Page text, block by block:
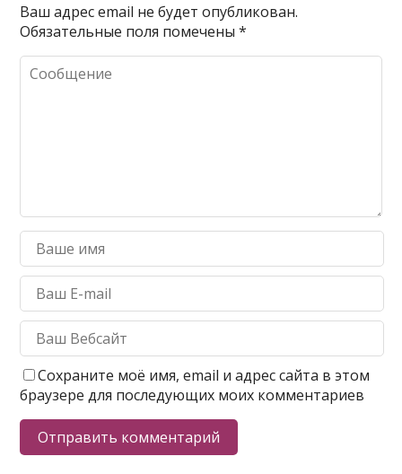
Ваш адрес email не будет опубликован.
Обязательные поля помечены*
Сохраните моё имя, email и адрес сайта в этом
браузере для последующих моих комментариев